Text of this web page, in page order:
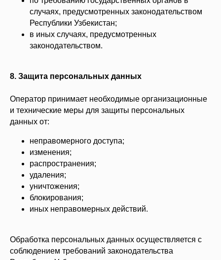
случаях, предусмотренных законодательством
Республики Узбекистан;
в иных случаях, предусмотренных
законодательством.
8. Защита персональных данных
Оператор принимает необходимые организационные
и технические меры для защиты персональных
данных от:
неправомерного доступа;
изменения;
распространения;
удаления;
уничтожения;
блокирования;
иных неправомерных действий.
Обработка персональных данных осуществляется с
соблюдением требований законодательства